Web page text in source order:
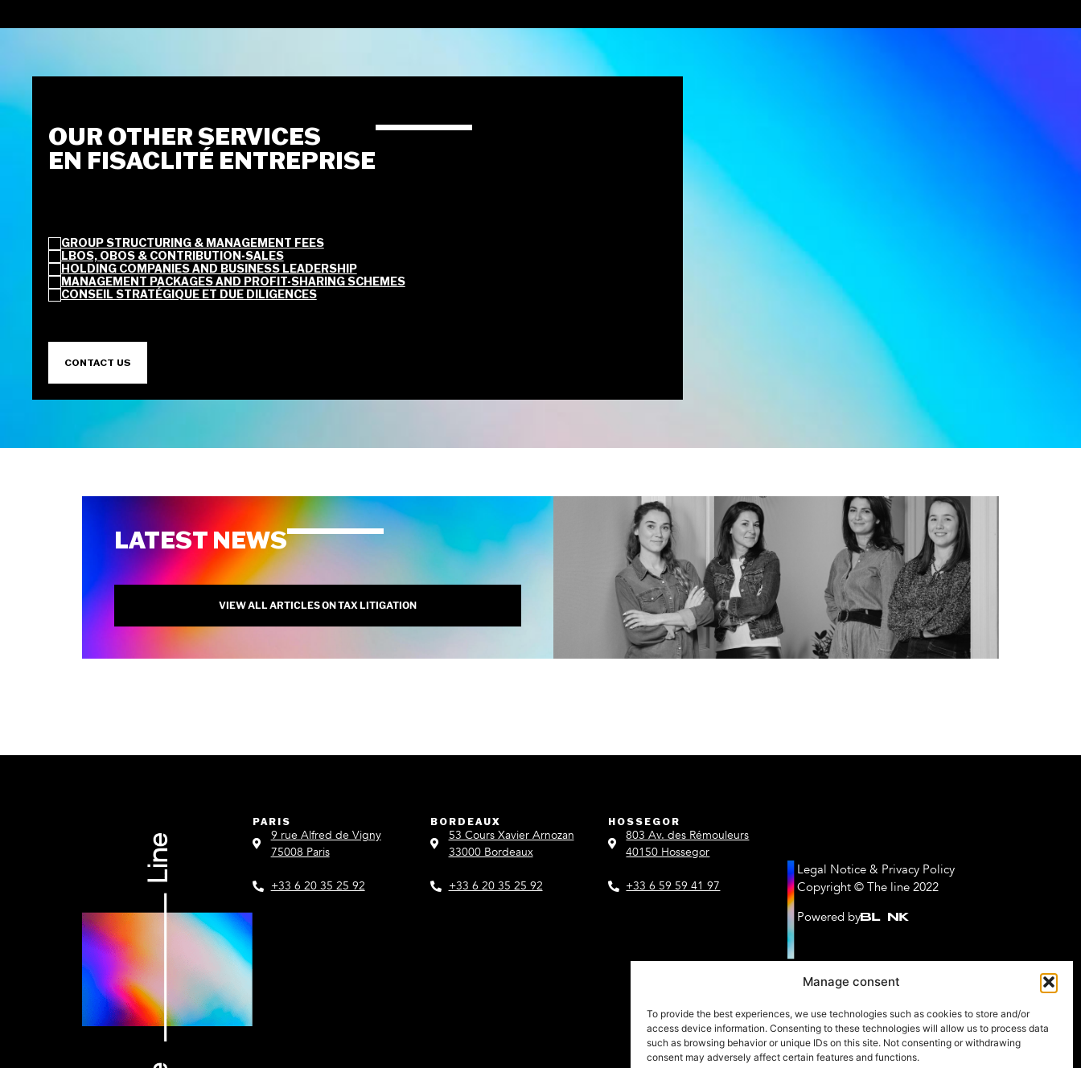
Manage consent
To provide the best experiences, we use technologies such as cookies to store and/or
access device information. Consenting to these technologies will allow us to process data
such as browsing behavior or unique IDs on this site. Not consenting or withdrawing
consent may adversely affect certain features and functions.
OUR OTHER SERVICES
EN FISACLITÉ ENTREPRISE
GROUP STRUCTURING & MANAGEMENT FEES
LBOS, OBOS & CONTRIBUTION-SALES
HOLDING COMPANIES AND BUSINESS LEADERSHIP
MANAGEMENT PACKAGES AND PROFIT-SHARING SCHEMES
CONSEIL STRATÉGIQUE ET DUE DILIGENCES
CONTACT US
LATEST NEWS
VIEW ALL ARTICLES ON TAX LITIGATION
PARIS
9 rue Alfred de Vigny
75008 Paris
+33 6 20 35 25 92
BORDEAUX
53 Cours Xavier Arnozan
33000 Bordeaux
+33 6 20 35 25 92
HOSSEGOR
803 Av. des Rémouleurs
40150 Hossegor
+33 6 59 59 41 97
Legal Notice & Privacy Policy
Copyright © The line 2022
Powered by